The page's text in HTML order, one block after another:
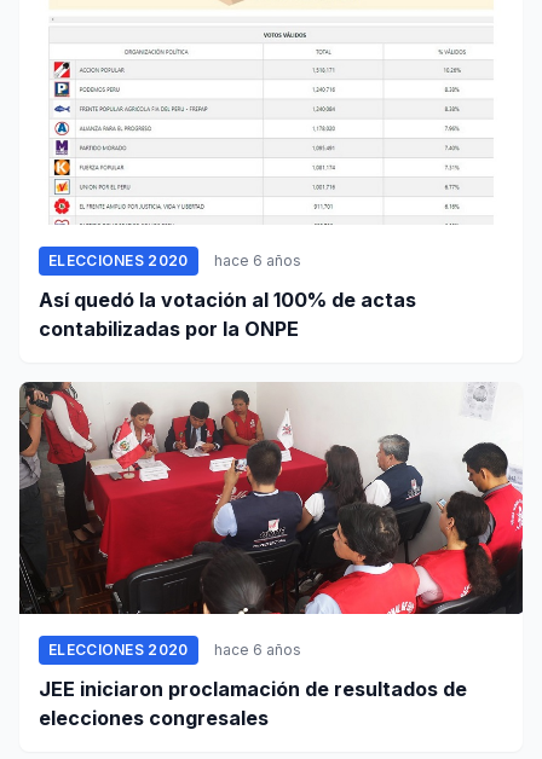
ELECCIONES 2020 hace 6 años
Así quedó la votación al 100% de actas
contabilizadas por la ONPE
ELECCIONES 2020 hace 6 años
JEE iniciaron proclamación de resultados de
elecciones congresales